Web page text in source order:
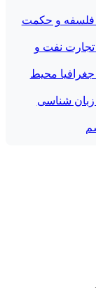
فلسفه و حکمت
تجارت نفت و
جغرافیا محیط
زبان شناسی